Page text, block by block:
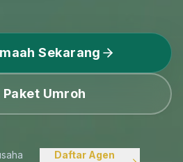
Sekarang
Umroh
Daftar Agen